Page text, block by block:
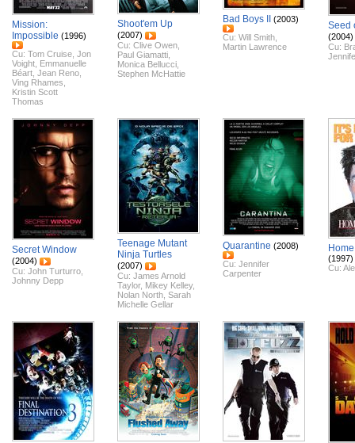
Mission:
Impossible (1996)
Cu: Tom Cruise Jon
Voight Emmanuelle
Béart Jean Reno
Ving Rhames
Kristin Scott
Thomas
Shoot'em Up
(2007)
Cu: Clive Owen
Paul Giamatti
Monica Bellucci
Stephen McHattie
Bad Boys II
(2003)
Cu: Will Smith
Martin Lawrence
Seed
(2004)
Cu:
Secret Window
(2004)
Cu: John Turturro
Johnny Depp
Teenage Mutant
Ninja Turtles
(2007)
Cu: James Arnold
Taylor, Mikey Kelley,
Nolan North Sarah
Michelle Gellar
Quarantine (2008)
Cu: Jennifer
Carpenter
(1997)
Cu: